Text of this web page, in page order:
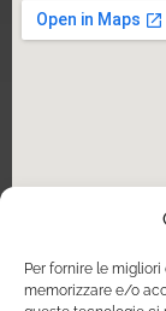
Per fornire le
memorizzare e/o